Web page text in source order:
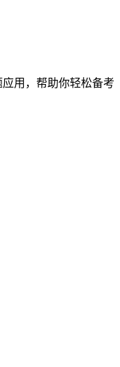
用，帮助你轻松备考